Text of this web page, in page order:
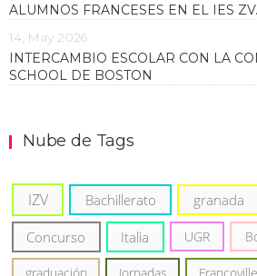
ALUMNOS FRANCESES EN EL IES ZV.
14, May 2026
INTERCAMBIO ESCOLAR CON LA
SCHOOL DE BOSTON
Nube de Tags
IZV Bachillerato granada
Concurso Italia UGR
graduación Jornadas Francoville